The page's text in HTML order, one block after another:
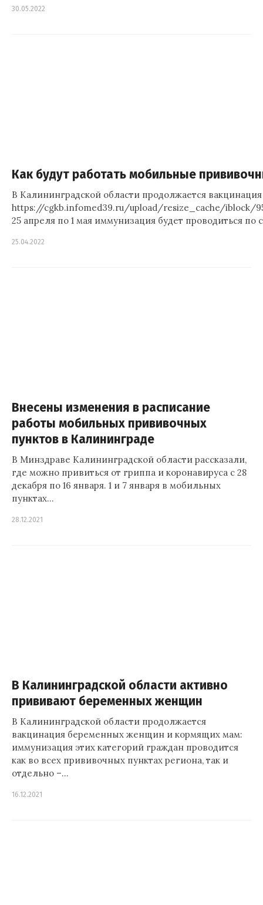
30.05.2022
Как будут работать мобильные
В Калининградской области продолжается
https://cgkb.infomed39.ru/upload/resize_cache/iblock/
25 апреля по 1 мая иммунизация будет проводиться
25.04.2022
Внесены изменения в расписание
работы мобильных прививочных
пунктов в Калининграде
В Минздраве Калининградской области рассказали,
где можно привиться от гриппа и коронавируса с 28
декабря по 16 января. 1 и 7 января в мобильных
пунктах…
28.12.2021
В Калининградской области активно
прививают беременных женщин
В Калининградской области продолжается
вакцинация беременных женщин и кормящих мам:
иммунизация этих категорий граждан проводится
как во всех прививочных пунктах региона, так и
отдельно –…
16.12.2021